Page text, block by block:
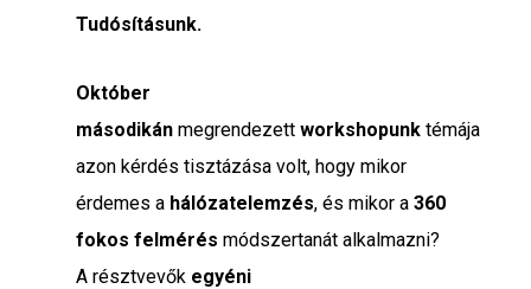
Tudósításunk.
Október
másodikán megrendezettworkshopunk témája
azon kérdés tisztázása volt, hogy mikor
érdemes a hálózatelemzés, és mikor a 360
fokos felmérés módszertanát alkalmazni?
A résztvevők egyéni